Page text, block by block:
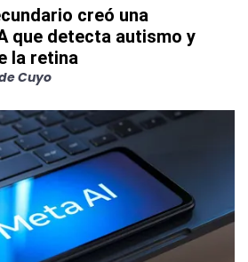
creó una
que detecta autismo y
la retina
Cuyo